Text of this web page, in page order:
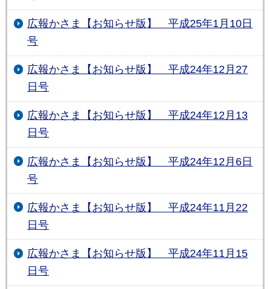
広報かさま【お知らせ版】 平成25年1月10日
号
広報かさま【お知らせ版】 平成24年12月27
日号
広報かさま【お知らせ版】 平成24年12月13
日号
広報かさま【お知らせ版】 平成24年12月6日
号
広報かさま【お知らせ版】 平成24年11月22
日号
広報かさま【お知らせ版】 平成24年11月15
日号